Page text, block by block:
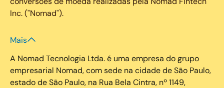
Inc. ("Nomad").
Mais
A Nomad Tecnologia Ltda. é uma empresa do grupo
empresarial Nomad, com sede na cidade de São Paulo,
estado de São Paulo, na Rua Bela Cintra, nº 1149,